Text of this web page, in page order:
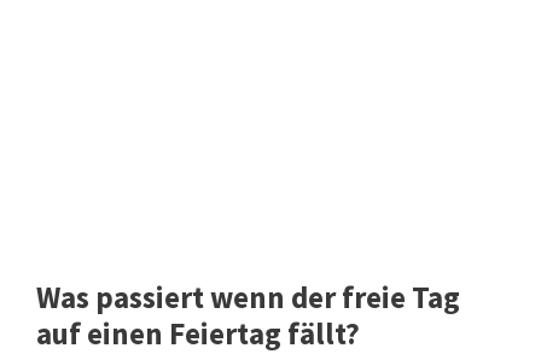
Was passiert wenn der freie Tag
auf einen Feiertag fällt?